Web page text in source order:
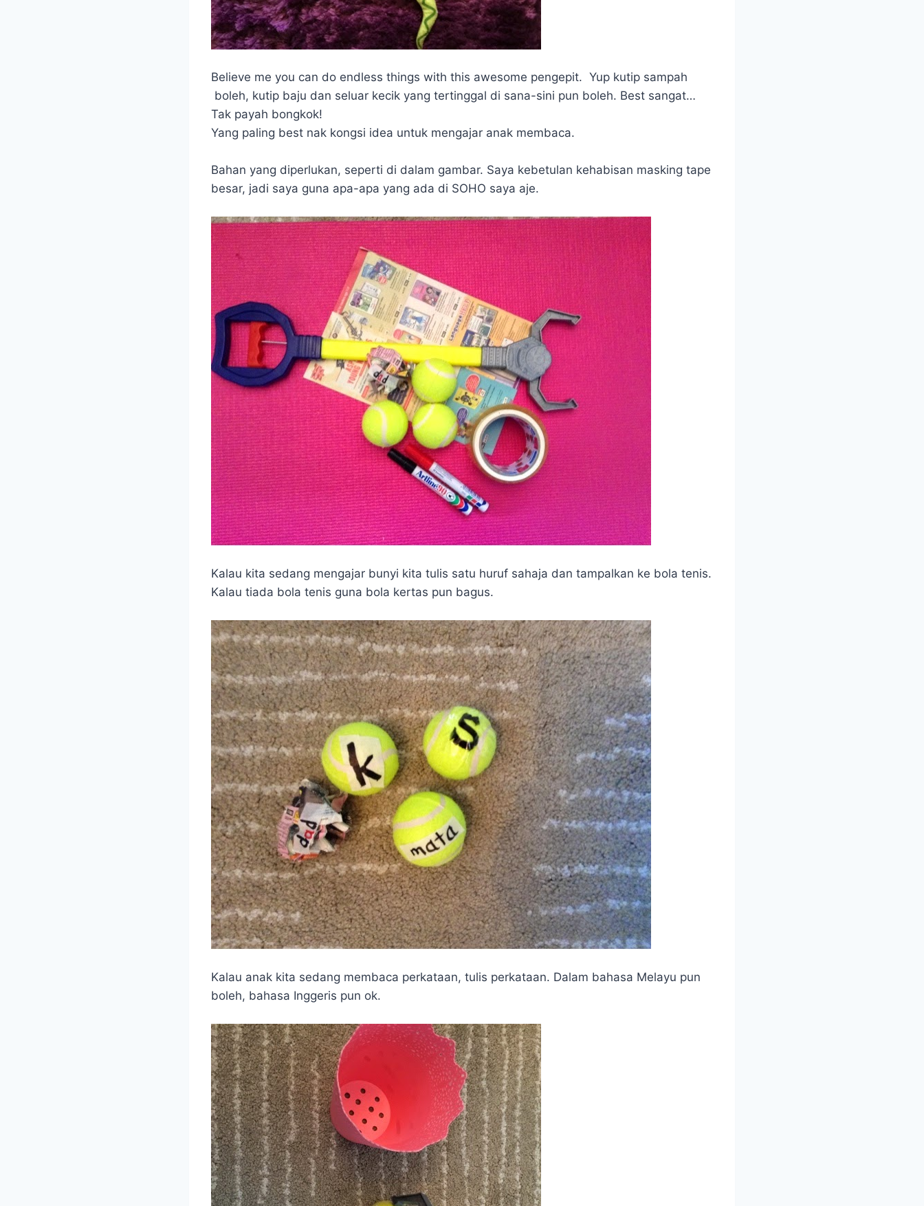
Believe me you can do endless things with this awesome pengepit. Yup kutip sampah
boleh, kutip baju dan seluar kecik yang tertinggal di sana-sini pun boleh. Best sangat…
Tak payah bongkok!
Yang paling best nak kongsi idea untuk mengajar anak membaca.
Bahan yang diperlukan, seperti di dalam gambar. Saya kebetulan kehabisan masking tape
besar, jadi saya guna apa-apa yang ada di SOHO saya aje.
Kalau kita sedang mengajar bunyi kita tulis satu huruf sahaja dan tampalkan ke bola tenis.
Kalau tiada bola tenis guna bola kertas pun bagus.
Kalau anak kita sedang membaca perkataan, tulis perkataan. Dalam bahasa Melayu pun
boleh, bahasa Inggeris pun ok.